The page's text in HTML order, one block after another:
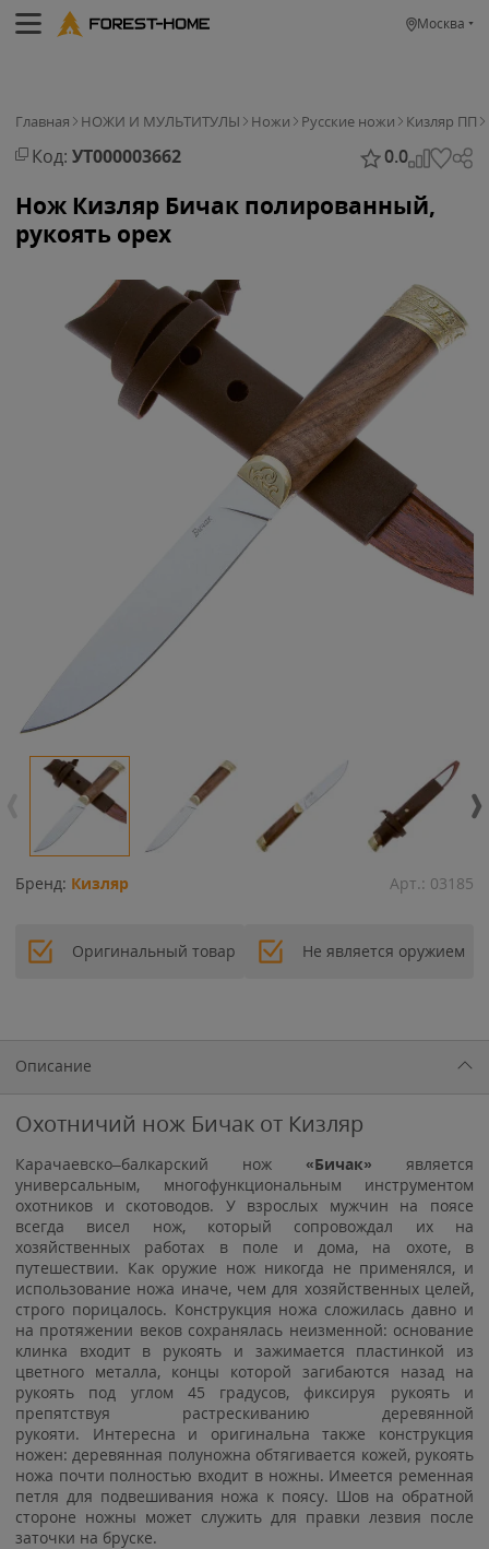
Москва
Главная НОЖИ И МУЛЬТИТУЛЫ Ножи Русские ножи Кизляр ПП
Код: УТ000003662 0.0
Нож Кизляр Бичак полированный,
рукоять орех
Бренд: Кизляр Арт.: 03185
Оригинальный товар Не является оружием
Описание
Охотничий нож Бичак от Кизляр
Карачаевско–балкарский нож «Бичак» является
универсальным, многофункциональным инструментом
охотников и скотоводов. У взрослых мужчин на поясе
всегда висел нож, который сопровождал их на
хозяйственных работах в поле и дома, на охоте, в
путешествии. Как оружие нож никогда не применялся, и
использование ножа иначе, чем для хозяйственных целей,
строго порицалось. Конструкция ножа сложилась давно и
на протяжении веков сохранялась неизменной: основание
клинка входит в рукоять и зажимается пластинкой из
цветного металла, концы которой загибаются назад на
рукоять под углом 45 градусов, фиксируя рукоять и
препятствуя растрескиванию деревянной
рукояти. Интересна и оригинальна также конструкция
ножен: деревянная полуножна обтягивается кожей, рукоять
ножа почти полностью входит в ножны. Имеется ременная
петля для подвешивания ножа к поясу. Шов на обратной
стороне ножны может служить для правки лезвия после
заточки на бруске.